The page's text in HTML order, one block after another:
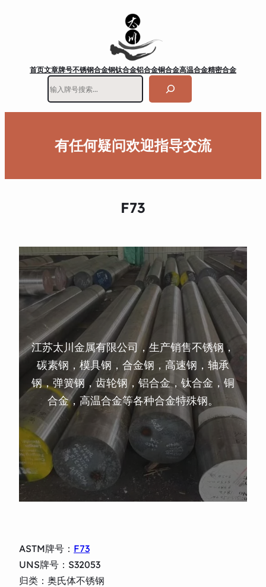
首页文章牌号不锈钢合金钢钛合金铝合金铜合金高温合金精密合金
有任何疑问欢迎指导交流
F73
江苏太川金属有限公司，生产销售不锈钢，
碳素钢，模具钢，合金钢，高速钢，轴承
钢，弹簧钢，齿轮钢，铝合金，钛合金，铜
合金，高温合金等各种合金特殊钢。
ASTM牌号： F73
UNS牌号：S32053
归类：奥氏体不锈钢